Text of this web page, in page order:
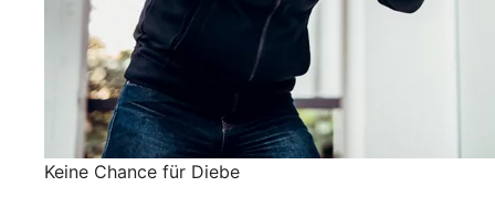
Keine Chance für Diebe